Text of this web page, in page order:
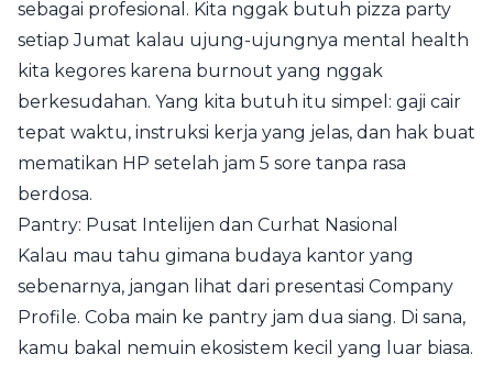
sebagai profesional. Kita nggak butuh pizza party
setiap Jumat kalau ujung-ujungnya mental health
kita kegores karena burnout yang nggak
berkesudahan. Yang kita butuh itu simpel: gaji cair
tepat waktu, instruksi kerja yang jelas, dan hak buat
mematikan HP setelah jam 5 sore tanpa rasa
berdosa.
Pantry: Pusat Intelijen dan Curhat Nasional
Kalau mau tahu gimana budaya kantor yang
sebenarnya, jangan lihat dari presentasi Company
Profile. Coba main ke pantry jam dua siang. Di sana,
kamu bakal nemuin ekosistem kecil yang luar biasa.